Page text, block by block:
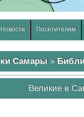
Новости Посетителям
Самары»
Великие в